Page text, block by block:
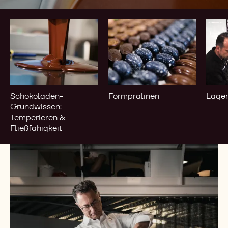
Schokoladen-
Grundwissen:
Temperieren &
Fließfähigkeit
Schokoladen-
Grundwissen:
Temperieren
&
Fließfähigkeit
Formpralinen
Formpralinen
Reif
Blättern
unserem
Katalog